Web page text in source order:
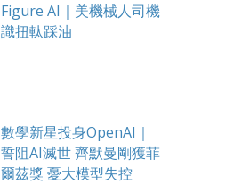
Figure AI｜美機械人司機
識扭軚踩油
數學新星投身OpenAI｜
誓阻AI滅世 齊默曼剛獲菲
爾茲獎 憂大模型失控